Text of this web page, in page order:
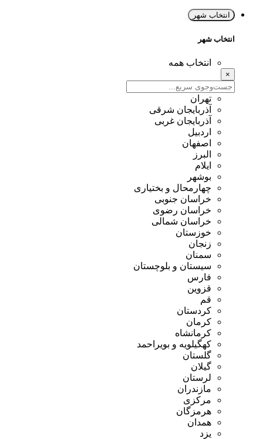
انتخاب شهر
انتخاب شهر
انتخاب همه
×
تهران
آذربایجان شرقی
آذربایجان غربی
اردبیل
اصفهان
البرز
ایلام
بوشهر
چهارمحال و بختیاری
خراسان جنوبی
خراسان رضوی
خراسان شمالی
خوزستان
زنجان
سمنان
سیستان و بلوچستان
فارس
قزوین
قم
کردستان
کرمان
کرمانشاه
کهگیلویه و بویراحمد
گلستان
گیلان
لرستان
مازندران
مرکزی
هرمزگان
همدان
یزد